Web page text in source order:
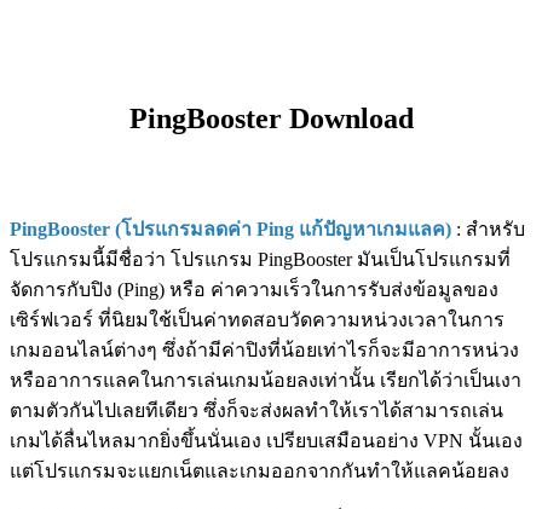
PingBooster Download
PingBooster (โปรแกรมลดค่า Ping แก้ปัญหาเกมแลค) : สำหรับ
โปรแกรมนี้มีชื่อว่า โปรแกรม PingBooster มันเป็นโปรแกรมที่
จัดการกับปิง (Ping) หรือ ค่าความเร็วในการรับส่งข้อมูลของ
เซิร์ฟเวอร์ ที่นิยมใช้เป็นค่าทดสอบวัดความหน่วงเวลาในการ
เกมออนไลน์ต่างๆ ซึ่งถ้ามีค่าปิงที่น้อยเท่าไรก็จะมีอาการหน่วง
หรืออาการแลคในการเล่นเกมน้อยลงเท่านั้น เรียกได้ว่าเป็นเงา
ตามตัวกันไปเลยทีเดียว ซึ่งก็จะส่งผลทำให้เราได้สามารถเล่น
เกมได้ลื่นไหลมากยิ่งขึ้นนั่นเอง เปรียบเสมือนอย่าง VPN นั้นเอง
แต่โปรแกรมจะแยกเน็ตและเกมออกจากกันทำให้แลคน้อยลง